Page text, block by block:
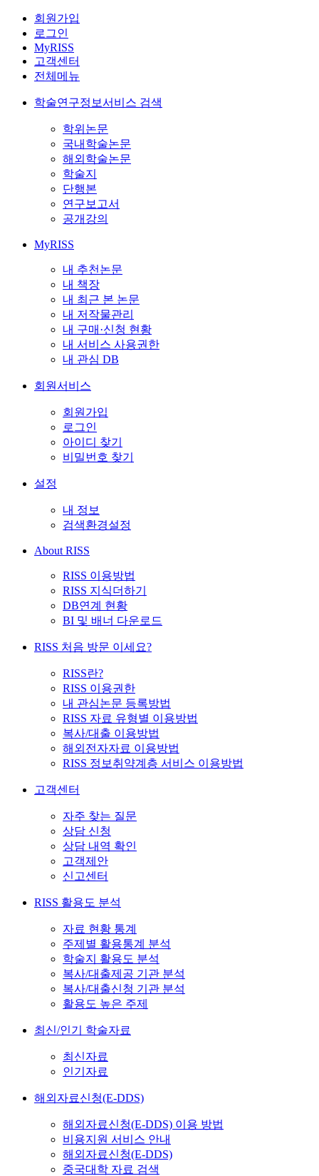
회원가입
로그인
MyRISS
고객센터
전체메뉴
학술연구정보서비스 검색
학위논문
국내학술논문
해외학술논문
학술지
단행본
연구보고서
공개강의
MyRISS
내 추천논문
내 책장
내 최근 본 논문
내 저작물관리
내 구매·신청 현황
내 서비스 사용권한
내 관심 DB
회원서비스
회원가입
로그인
아이디 찾기
비밀번호 찾기
설정
내 정보
검색환경설정
About RISS
RISS 이용방법
RISS 지식더하기
DB연계 현황
BI 및 배너 다운로드
RISS 처음 방문 이세요?
RISS란?
RISS 이용권한
내 관심논문 등록방법
RISS 자료 유형별 이용방법
복사/대출 이용방법
해외전자자료 이용방법
RISS 정보취약계층 서비스 이용방법
고객센터
자주 찾는 질문
상담 신청
상담 내역 확인
고객제안
신고센터
RISS 활용도 분석
자료 현황 통계
주제별 활용통계 분석
학술지 활용도 분석
복사/대출제공 기관 분석
복사/대출신청 기관 분석
활용도 높은 주제
최신/인기 학술자료
최신자료
인기자료
해외자료신청(E-DDS)
해외자료신청(E-DDS) 이용 방법
비용지원 서비스 안내
해외자료신청(E-DDS)
중국대학 자료 검색